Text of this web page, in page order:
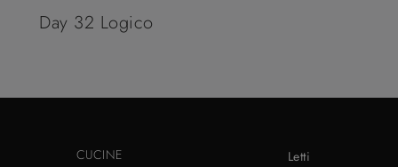
Day 32 Logico
CUCINE
Letti